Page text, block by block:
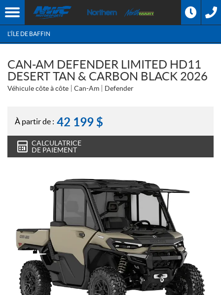
L'ÎLE DE BAFFIN
CAN-AM DEFENDER LIMITED HD11
DESERT TAN & CARBON BLACK 2026
Véhicule côte à côte Can-Am Defender
À partir de : 42 199 $
CALCULATRICE
DE PAIEMENT